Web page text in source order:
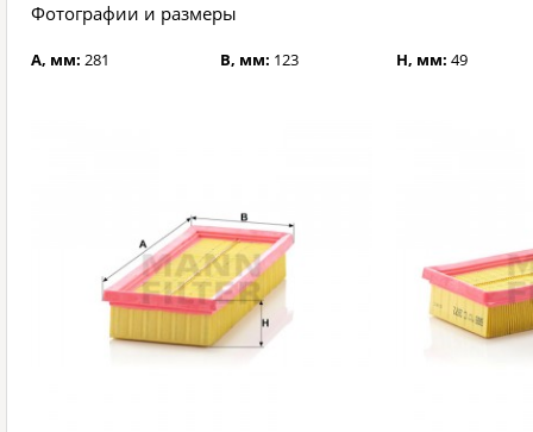
Фотографии и размеры
A, мм: 281 B, мм: 123 H, мм:49